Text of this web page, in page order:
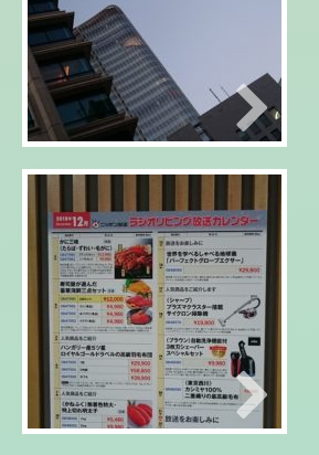
2018年12月27日
ラジオリビング